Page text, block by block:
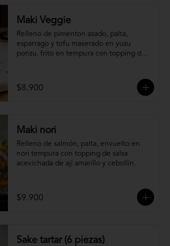
Maki Veggie
Relleno de pimenton asado, palta,
esparrago y tofu maserado en yuzu
ponzu, frito en tempura con topping de
$8.900
Maki nori
Relleno de salmón, palta, envuelto en
nori tempura con topping de salsa
acevichada de ají amarillo y cebollín.
$9.900
Sake tartar (6 piezas)